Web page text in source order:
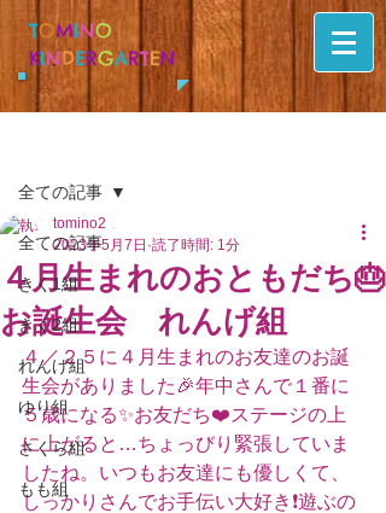
TOMINO
KINDERGARTEN
全ての記事
きく1組
きく2組
れんげ組
ゆり組
さくら組
もも組
全ての記事
４月生まれのおともだち🎂
お誕生会 れんげ組
tomino2
2023年5月7日 読了時間: 1分
４／２５に４月生まれのお友達のお誕
生会がありました🎉年中さんで１番に
５歳になる✨お友だち❤️ステージの上
に上がると…ちょっびり緊張していま
したね。いつもお友達にも優しくて、
しっかりさんでお手伝い大好き❗️遊ぶの